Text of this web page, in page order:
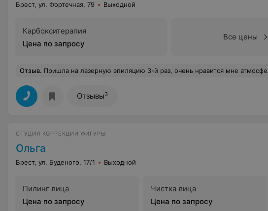
Брест, ул. Фортечная, 79 Выходной
Карбокситерапия
Цена по запросу
Все цены
Отзыв. Пришла на лазерную эпиляцию 3-й раз, очень нравится мне атмосфера, все очень доброжелательные и
Отзывы3
СТУДИЯ КОРРЕКЦИИ ФИГУРЫ
Ольга
Брест, ул. Буденого, 17/1 Выходной
Пилинг лица
Цена по запросу
Чистка лица
Цена по запросу